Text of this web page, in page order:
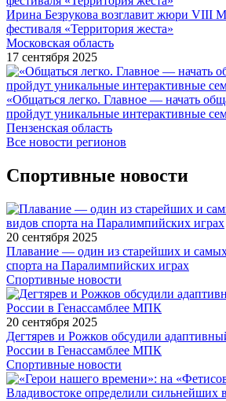
Ирина Безрукова возглавит жюри VIII
фестиваля «Территория жеста»
Московская область
17 сентября 2025
«Общаться легко. Главное — начать
пройдут уникальные интерактивные
Пензенская область
Все новости регионов
Спортивные новости
20 сентября 2025
Плавание — один из старейших и
спорта на Паралимпийских играх
Спортивные новости
20 сентября 2025
Дегтярев и Рожков обсудили
России в Генассамблее МПК
Спортивные новости